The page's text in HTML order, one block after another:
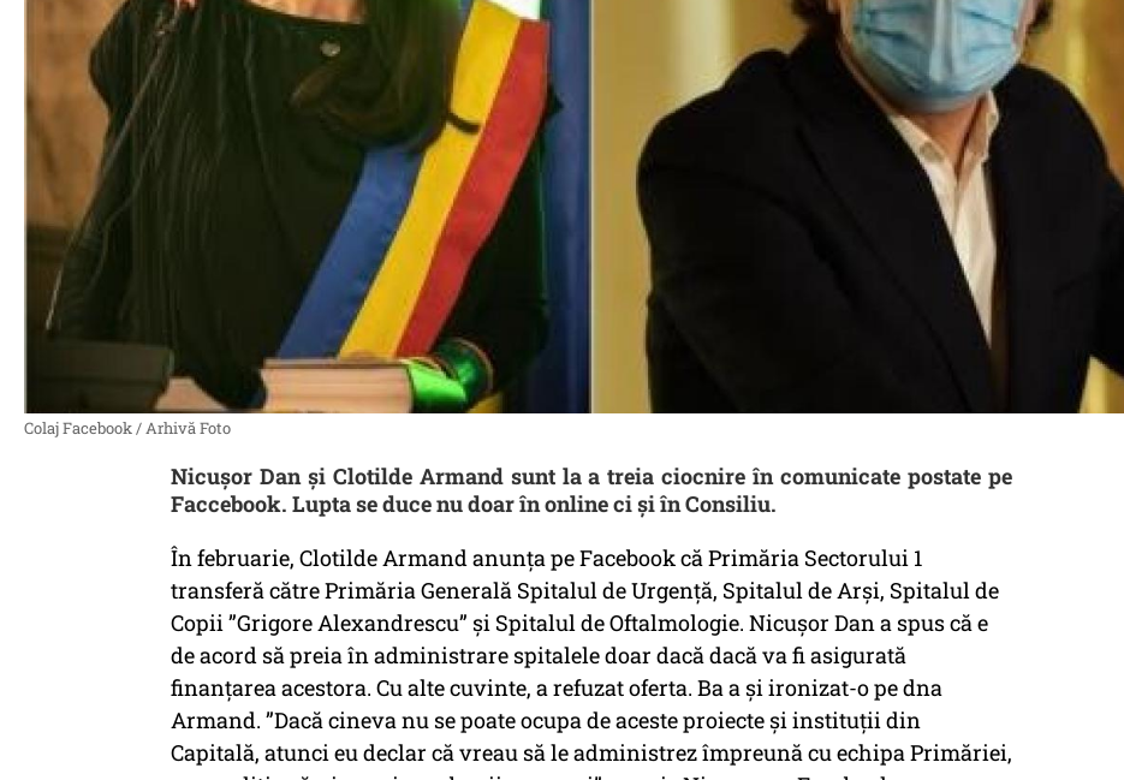
Colaj Facebook / Arhivă Foto
Nicușor Dan și Clotilde Armand sunt la a treia ciocnire în comunicate postate pe
Faccebook. Lupta se duce nu doar în online ci și în Consiliu.
În februarie, Clotilde Armand anunța pe Facebook că Primăria Sectorului 1
transferă către Primăria Generală Spitalul de Urgență, Spitalul de Arși, Spitalul de
Copii ”Grigore Alexandrescu” și Spitalul de Oftalmologie. Nicușor Dan a spus că e
de acord să preia în administrare spitalele doar dacă dacă va fi asigurată
finanțarea acestora. Cu alte cuvinte, a refuzat oferta. Ba a și ironizat-o pe dna
Armand. ”Dacă cineva nu se poate ocupa de aceste proiecte și instituții din
Capitală, atunci eu declar că vreau să le administrez împreună cu echipa Primăriei,